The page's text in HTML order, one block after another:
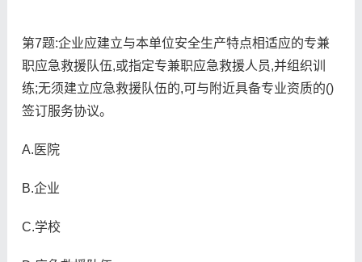
第7题:企业应建立与本单位安全生产特点相适应的专兼
职应急救援队伍,或指定专兼职应急救援人员,并组织训
练;无须建立应急救援队伍的,可与附近具备专业资质的()
签订服务协议。
A.医院
B.企业
C.学校